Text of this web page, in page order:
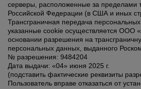
серверы, расположенные за пределами
Российской Федерации (в США и иных
Трансграничная передача
указанные cookie осуществляется ООО
основании разрешения на
персональных данных, выданного
№ разрешения: 9484204
Дата выдачи: «04» июня 2025 г.
(подставить фактические реквизиты
Пользователь вправе отказаться от